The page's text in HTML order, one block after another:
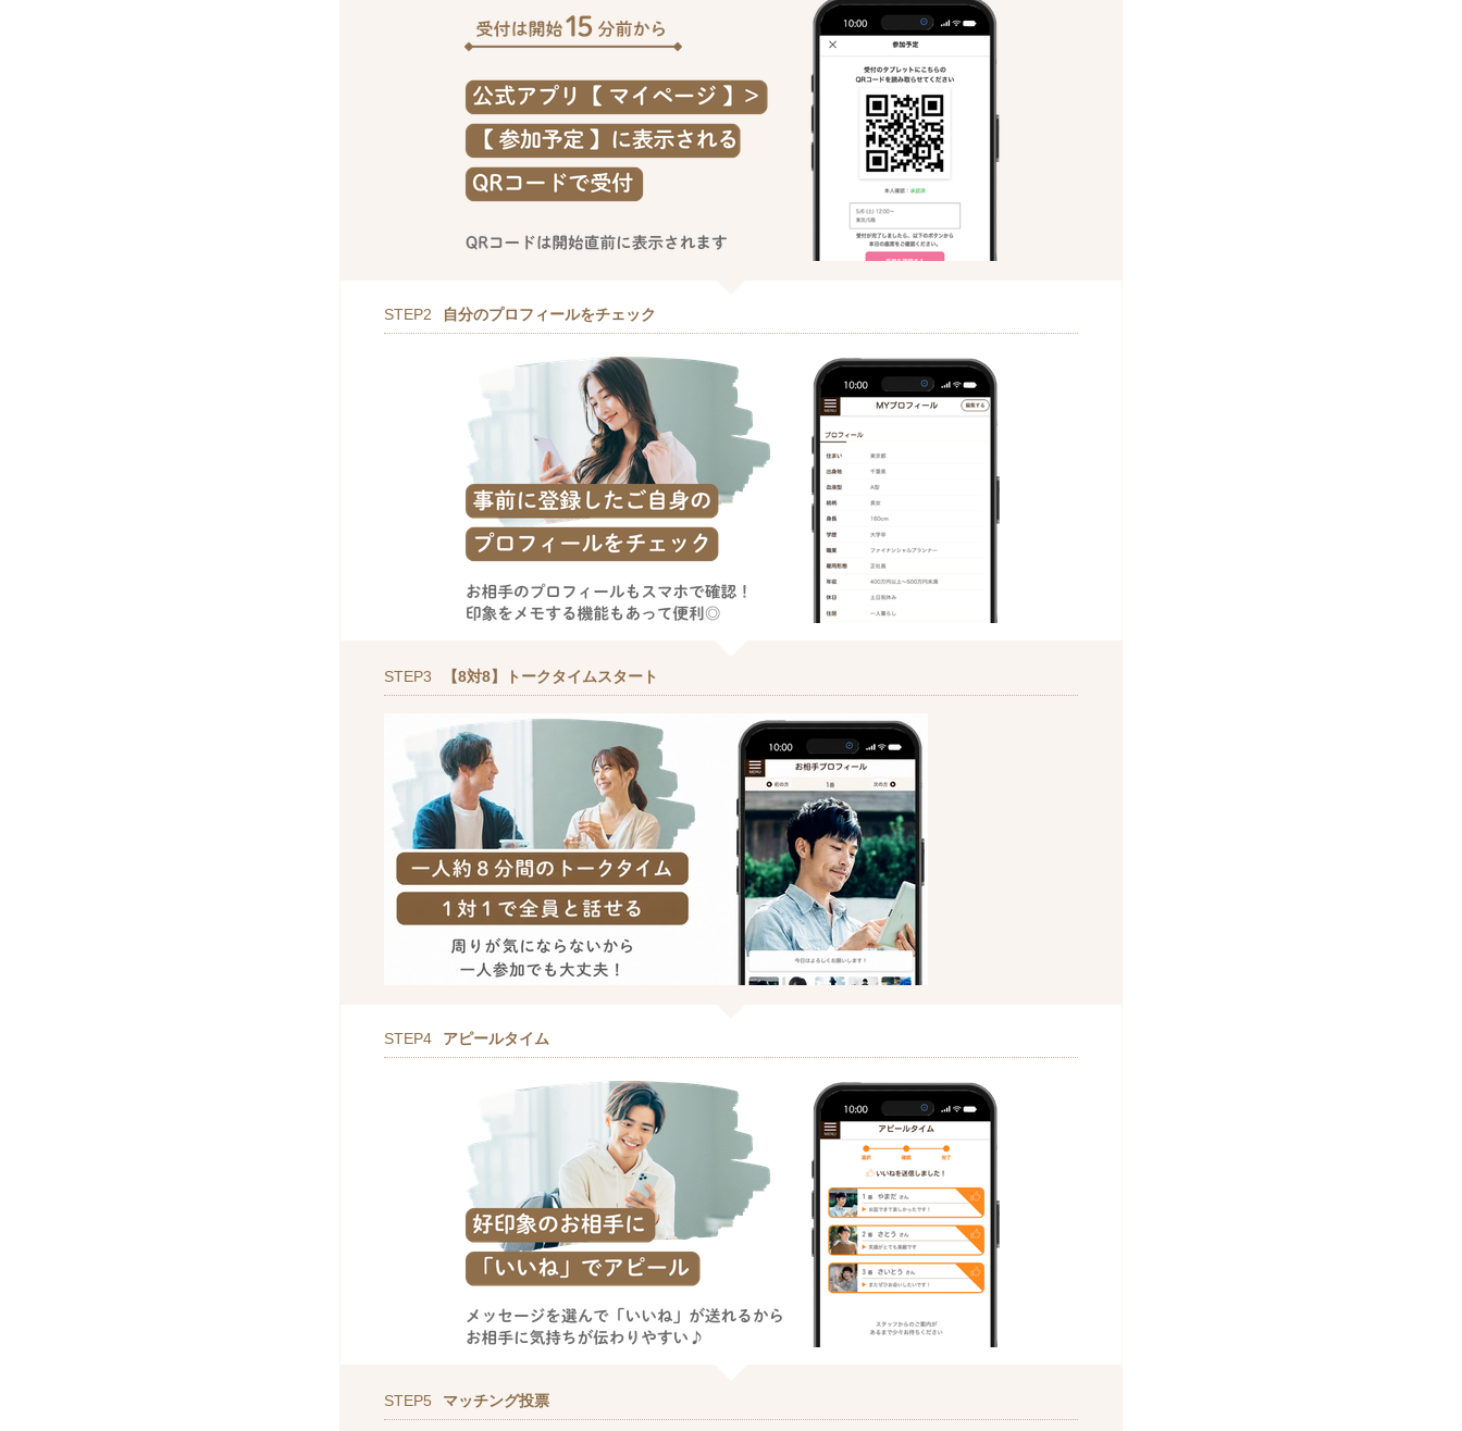
STEP2 自分のプロフィールをチェック
STEP3 【8対8】トークタイムスタート
STEP4 アピールタイム
STEP5 マッチング投票